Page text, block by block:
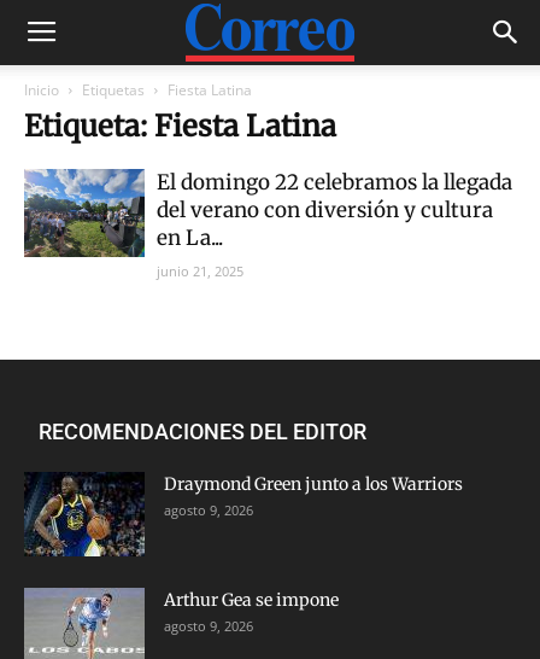
Inicio Etiquetas Fiesta Latina
Etiqueta: Fiesta Latina
El domingo 22 celebramos la llegada
del verano con diversión y cultura
en La...
junio 21, 2025
RECOMENDACIONES DEL EDITOR
Draymond Green junto a los Warriors
agosto 9, 2026
Arthur Gea se impone
agosto 9, 2026